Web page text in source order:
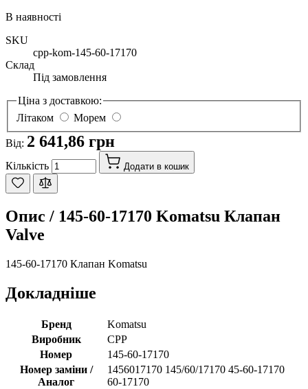
В наявності
SKU
cpp-kom-145-60-17170
Склад
Під замовлення
Ціна з доставкою:
Літаком
Морем
Від: 2 641,86 грн
Кількість Додати в кошик
Опис / 145-60-17170 Komatsu Клапан
Valve
145-60-17170 Клапан Komatsu
Докладніше
Бренд
Komatsu
Виробник
CPP
Номер
145-60-17170
Номер заміни /
Аналог
1456017170 145/60/17170 45-60-17170
60-17170